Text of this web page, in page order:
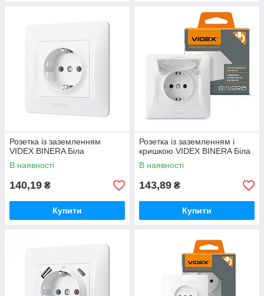
Розетка із заземленням
VIDEX BINERA Біла
В наявності
140,19 ₴
Купити
Розетка із заземленням і
кришкою VIDEX BINERA Біла
В наявності
143,89 ₴
Купити